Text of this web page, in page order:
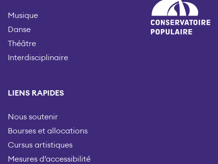
Musique
Danse
Théâtre
Interdisciplinaire
LIENS RAPIDES
Nous soutenir
Bourses et allocations
Cursus artistiques
Mesures d’accessibilité